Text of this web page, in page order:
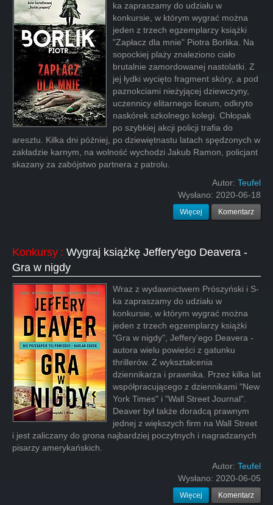
ka zapraszamy do udziału w
konkursie, w którym wygrać można
jeden z trzech egzemplarzy książki
"Zapłacz dla mnie" Piotra Borlika. Na
sopockiej plaży znaleziono ciało
brutalnie zamordowanej nastolatki. Z
jej łydki wycięto fragment skóry, a pod
paznokciami nieżyjącej dziewczyny,
uczennicy elitarnego liceum, odkryto
naskórek szkolnego kolegi. Chłopak
po szybkiej akcji policji trafia do
aresztu. Kilka dni później, po dziewiętnastu latach spędzonych w
zakładzie karnym, na wolność wychodzi Jakub Ramon, policjant
skazany za zabójstwo partnera z patrolu.
Autor: Teufel
Wysłano: 2020-06-18
Więcej Komentarz
Konkursy : Wygraj książkę Jeffery'ego Deavera -
Gra w nigdy
Wraz z wydawnictwem Prószyński i S-
ka zapraszamy do udziału w
konkursie, w którym wygrać można
jeden z trzech egzemplarzy książki
"Gra w nigdy", Jeffery'ego Deavera -
autora wielu powieści z gatunku
thrillerów. Z wykształcenia
dziennikarza i prawnika. Przez kilka lat
współpracującego z dziennikami "New
York Times" i "Wall Street Journal".
Deaver był także doradcą prawnym
jednej z większych firm na Wall Street
i jest zaliczany do grona najbardziej poczytnych i nagradzanych
pisarzy amerykańskich.
Autor: Teufel
Wysłano: 2020-06-05
Więcej Komentarz